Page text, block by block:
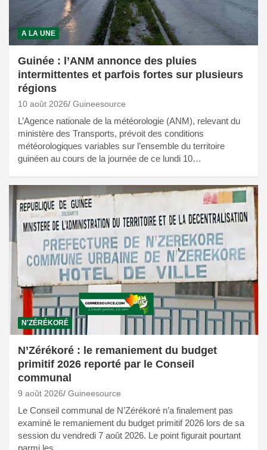
A LA UNE
Guinée : l’ANM annonce des pluies
intermittentes et parfois fortes sur plusieurs
régions
10 août 2026 Guineesource
L’Agence nationale de la météorologie (ANM), relevant du
ministère des Transports, prévoit des conditions
météorologiques variables sur l’ensemble du territoire
guinéen au cours de la journée de ce lundi 10…
N'ZÉRÉKORÉ
N’Zérékoré : le remaniement du budget
primitif 2026 reporté par le Conseil
communal
9 août 2026 Guineesource
Le Conseil communal de N’Zérékoré n’a finalement pas
examiné le remaniement du budget primitif 2026 lors de sa
session du vendredi 7 août 2026. Le point figurait pourtant
parmi les…